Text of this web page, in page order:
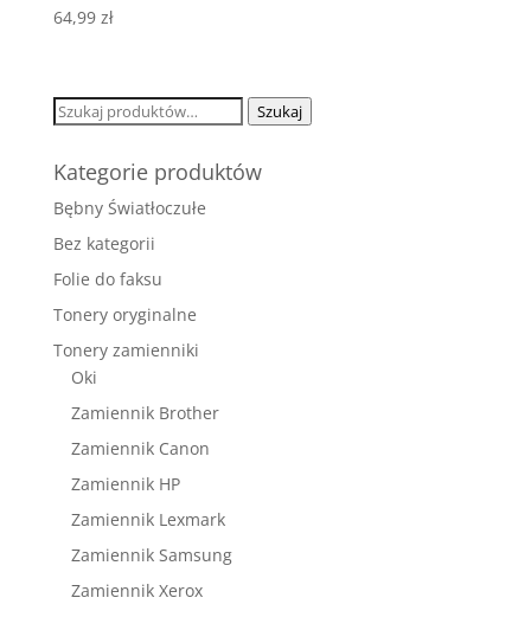
64,99 zł
Szukaj: Szukaj
Kategorie produktów
Bębny Światłoczułe
Bez kategorii
Folie do faksu
Tonery oryginalne
Tonery zamienniki
Oki
Zamiennik Brother
Zamiennik Canon
Zamiennik HP
Zamiennik Lexmark
Zamiennik Samsung
Zamiennik Xerox